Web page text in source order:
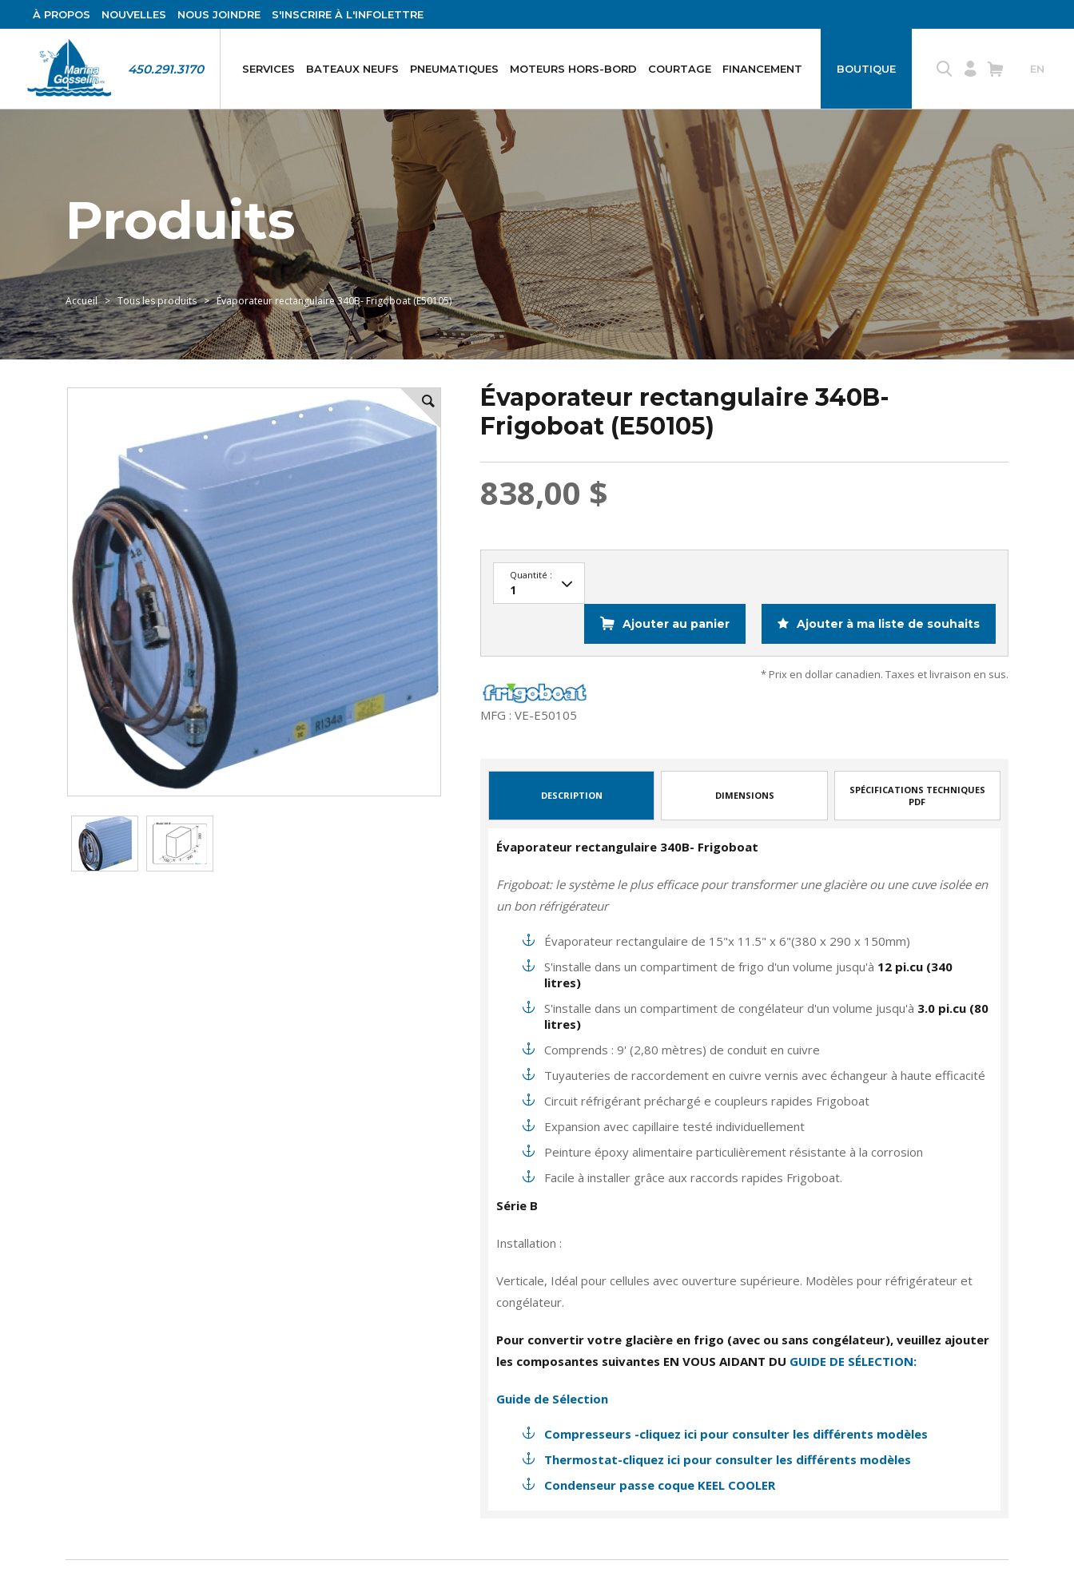
À PROPOS NOUVELLES NOUS JOINDRE S'INSCRIRE À L'INFOLETTRE
450.291.3170 SERVICES BATEAUX NEUFS PNEUMATIQUES MOTEURS HORS-BORD COURTAGE FINANCEMENT BOUTIQUE EN
Produits
Accueil Tous les produits Évaporateur rectangulaire 340B- Frigoboat (E50105)
Évaporateur rectangulaire 340B-
Frigoboat (E50105)
838,00 $
Quantité :
Ajouter au panier Ajouter à ma liste de souhaits
* Prix en dollar canadien. Taxes et livraison en sus.
MFG : VE-E50105
DESCRIPTION DIMENSIONS
SPÉCIFICATIONS TECHNIQUES
PDF
Évaporateur rectangulaire 340B- Frigoboat
Frigoboat: le système le plus efficace pour transformer une glacière ou une cuve isolée en
un bon réfrigérateur
Évaporateur rectangulaire de 15"x 11.5" x 6"(380 x 290 x 150mm)
S'installe dans un compartiment de frigo d'un volume jusqu'à 12 pi.cu (340
litres)
S'installe dans un compartiment de congélateur d'un volume jusqu'à 3.0 pi.cu (80
litres)
Comprends : 9' (2,80 mètres) de conduit en cuivre
Tuyauteries de raccordement en cuivre vernis avec échangeur à haute efficacité
Circuit réfrigérant préchargé e coupleurs rapides Frigoboat
Expansion avec capillaire testé individuellement
Peinture époxy alimentaire particulièrement résistante à la corrosion
Facile à installer grâce aux raccords rapides Frigoboat.
Série B
Installation :
Verticale, Idéal pour cellules avec ouverture supérieure. Modèles pour réfrigérateur et
congélateur.
Pour convertir votre glacière en frigo (avec ou sans congélateur), veuillez ajouter
les composantes suivantes EN VOUS AIDANT DU GUIDE DE SÉLECTION:
Guide de Sélection
Compresseurs -cliquez ici pour consulter les différents modèles
Thermostat-cliquez ici pour consulter les différents modèles
Condenseur passe coque KEEL COOLER